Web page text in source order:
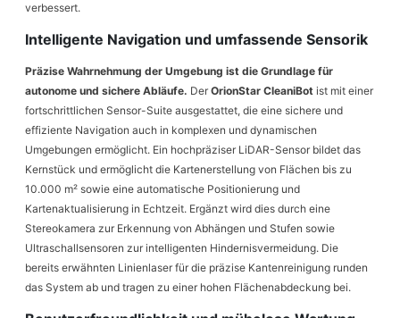
verbessert.
Intelligente Navigation und umfassende Sensorik
Präzise Wahrnehmung der Umgebung ist die Grundlage für
autonome und sichere Abläufe. DerOrionStar CleaniBot ist mit einer
fortschrittlichen Sensor-Suite ausgestattet, die eine sichere und
effiziente Navigation auch in komplexen und dynamischen
Umgebungen ermöglicht. Ein hochpräziser LiDAR-Sensor bildet das
Kernstück und ermöglicht die Kartenerstellung von Flächen bis zu
10.000 m² sowie eine automatische Positionierung und
Kartenaktualisierung in Echtzeit. Ergänzt wird dies durch eine
Stereokamera zur Erkennung von Abhängen und Stufen sowie
Ultraschallsensoren zur intelligenten Hindernisvermeidung. Die
bereits erwähnten Linienlaser für die präzise Kantenreinigung runden
das System ab und tragen zu einer hohen Flächenabdeckung bei.